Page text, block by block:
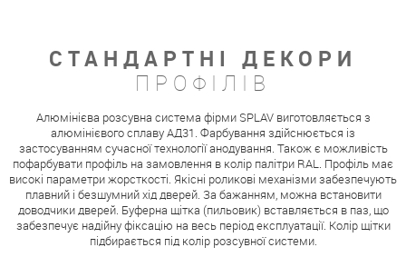
СТАНДАРТНІ ДЕКОРИ
ПРОФІЛІВ
Алюмінієва розсувна система фірми SPLAV виготовляється з
алюмінієвого сплаву АД31. Фарбування здійснюється із
застосуванням сучасної технології анодування. Також є можливість
пофарбувати профіль на замовлення в колір палітри RAL. Профіль має
високі параметри жорсткості. Якісні роликові механізми забезпечують
плавний і безшумний хід дверей. За бажанням, можна встановити
доводчики дверей. Буферна щітка (пильовик) вставляється в паз, що
забезпечує надійну фіксацію на весь період експлуатації. Колір щітки
підбирається під колір розсувної системи.